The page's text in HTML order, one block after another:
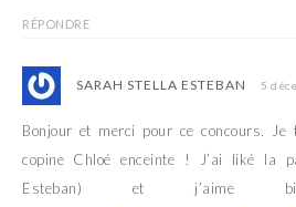
RÉPONDRE
SARAH STELLA ESTEBAN 5
Bonjour et merci pour ce concours. Je
copine Chloé enceinte ! J’ai liké la
Esteban) et j’aime